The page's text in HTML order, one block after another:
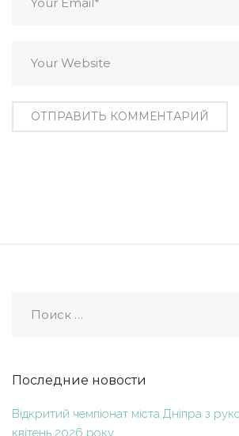
Последние новости
Відкритий чемпіонат міста Дніпра з
квітень 2026 року.